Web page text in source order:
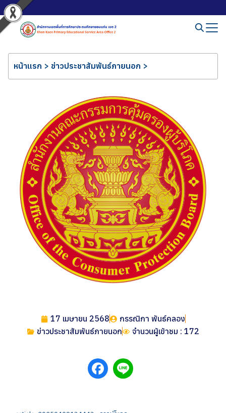
หน้าแรก > ข่าวประชาสัมพันธ์ภายนอก >
17 เมษายน 2568
กรรณิกา พันธ์คลอง
ข่าวประชาสัมพันธ์ภายนอก
จำนวนผู้เข้าชม : 172